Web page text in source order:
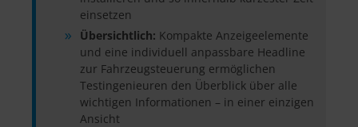
einsetzen
Übersichtlich: Kompakte Anzeigeelemente
und eine individuell anpassbare Headline
zur Fahrzeugsteuerung ermöglichen
Testingenieuren den Überblick über alle
wichtigen Informationen – in einer einzigen
Ansicht